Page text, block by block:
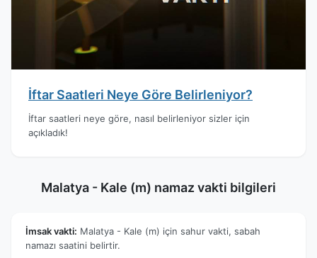
İftar Saatleri Neye Göre Belirleniyor?
İftar saatleri neye göre, nasıl belirleniyor sizler için
açıkladık!
Malatya - Kale (m) namaz vakti bilgileri
İmsak vakti: Malatya - Kale (m) için sahur vakti, sabah
namazı saatini belirtir.